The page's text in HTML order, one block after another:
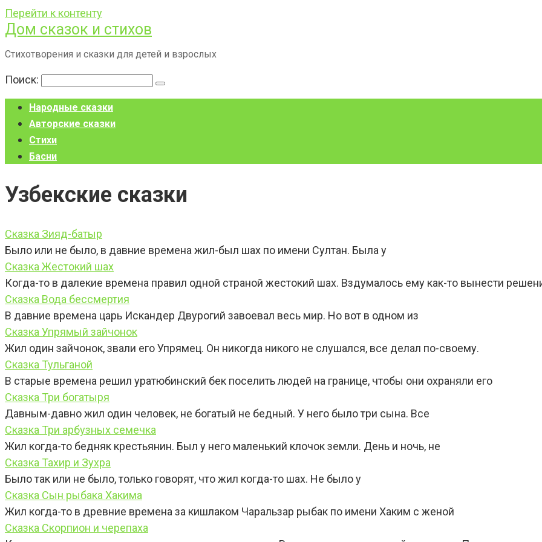
Перейти к контенту
Дом сказок и стихов
Стихотворения и сказки для детей и взрослых
Поиск:
Народные сказки
Авторские сказки
Стихи
Басни
Узбекские сказки
Сказка Зияд-батыр
Было или не было, в давние времена жил-был шах по имени Султан. Была у
Сказка Жестокий шах
Когда-то в далекие времена правил одной страной жестокий шах. Вздумалось ему как-то вынести
Сказка Вода бессмертия
В давние времена царь Искандер Двурогий завоевал весь мир. Но вот в одном из
Сказка Упрямый зайчонок
Жил один зайчонок, звали его Упрямец. Он никогда никого не слушался, все делал по-своему.
Сказка Тульганой
В старые времена решил уратюбинский бек поселить людей на границе, чтобы они охраняли его
Сказка Три богатыря
Давным-давно жил один человек, не богатый не бедный. У него было три сына. Все
Сказка Три арбузных семечка
Жил когда-то бедняк крестьянин. Был у него маленький клочок земли. День и ночь, не
Сказка Тахир и Зухра
Было так или не было, только говорят, что жил когда-то шах. Не было у
Сказка Сын рыбака Хакима
Жил когда-то в древние времена за кишлаком Чаральзар рыбак по имени Хаким с женой
Сказка Скорпион и черепаха